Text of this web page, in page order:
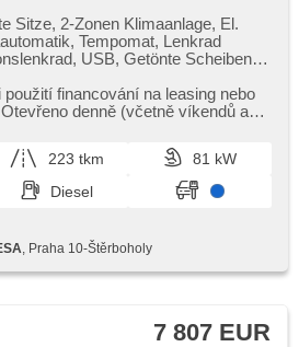
Sitze, 2-Zonen Klimaanlage, El.
Tempomat, Lenkrad
USB, Getönte Scheiben,
beheizte Spiegel, Servolenkung,
Funkfernbedienung, Elektronisches
Wegfahrsperre, 6x Airbag,
financování na leasing nebo
denně (včetně víkendů a
223 tkm
81 kW
Diesel
, Praha 10-Štěrboholy
7 807 EUR